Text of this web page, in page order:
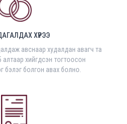
ДАГАЛДАХ ХҮРЭЭ
авснаар худалдан авагч та
хийгдсэн тогтоосон
бэлэг болгон авах болно.